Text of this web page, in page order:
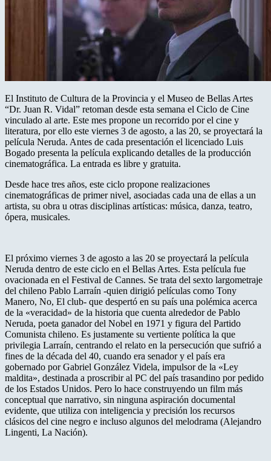
El Instituto de Cultura de la Provincia y el Museo de Bellas Artes
“Dr. Juan R. Vidal” retoman desde esta semana el Ciclo de Cine
vinculado al arte. Este mes propone un recorrido por el cine y
literatura, por ello este viernes 3 de agosto, a las 20, se proyectará la
película Neruda. Antes de cada presentación el licenciado Luis
Bogado presenta la película explicando detalles de la producción
cinematográfica. La entrada es libre y gratuita.
Desde hace tres años, este ciclo propone realizaciones
cinematográficas de primer nivel, asociadas cada una de ellas a un
artista, su obra u otras disciplinas artísticas: música, danza, teatro,
ópera, musicales.
El próximo viernes 3 de agosto a las 20 se proyectará la película
Neruda dentro de este ciclo en el Bellas Artes. Esta película fue
ovacionada en el Festival de Cannes. Se trata del sexto largometraje
del chileno Pablo Larraín -quien dirigió películas como Tony
Manero, No, El club- que despertó en su país una polémica acerca
de la «veracidad» de la historia que cuenta alrededor de Pablo
Neruda, poeta ganador del Nobel en 1971 y figura del Partido
Comunista chileno. Es justamente su vertiente política la que
privilegia Larraín, centrando el relato en la persecución que sufrió a
fines de la década del 40, cuando era senador y el país era
gobernado por Gabriel González Videla, impulsor de la «Ley
maldita», destinada a proscribir al PC del país trasandino por pedido
de los Estados Unidos. Pero lo hace construyendo un film más
conceptual que narrativo, sin ninguna aspiración documental
evidente, que utiliza con inteligencia y precisión los recursos
clásicos del cine negro e incluso algunos del melodrama (Alejandro
Lingenti, La Nación).